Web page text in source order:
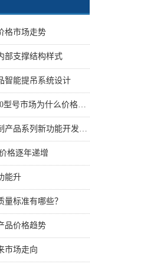
格市场走势
部支撑结构样式
智能提吊系统设计
金凤液氮罐YDS-120型号市场为什么价格性价比更高些
金凤液氮罐供应定制产品系列新功能开发设计
格逐年递增
能升
标准有哪些？
品价格趋势
市场走向